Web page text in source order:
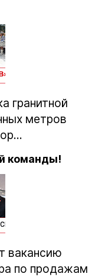
гранитной
метров
команды!
вакансию
по продажам